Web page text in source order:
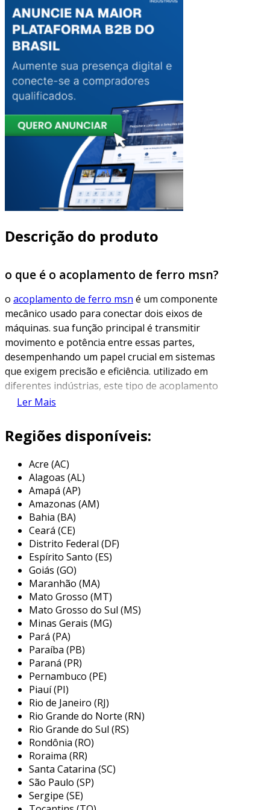
Descrição do produto
o que é o acoplamento de ferro msn?
o acoplamento de ferro msn é um componente
mecânico usado para conectar dois eixos de
máquinas. sua função principal é transmitir
movimento e potência entre essas partes,
desempenhando um papel crucial em sistemas
que exigem precisão e eficiência. utilizado em
diferentes indústrias, este tipo de acoplamento
é conhecido por sua robustez e alta capacidade
esse acoplamento é feito de ferro fundido e
que não permitem desvios angulares ou axiais
entre os eixos. a estrutura do acoplamento de
ferro msn, com sua alta resistência, torna-o
ideal para aplicações em que a durabilidade e a
confiabilidade são essenciais. essa característica
é aproximada ao que os engenheiros e técnicos
buscam ao selecionar componentes para
operar em ambientes industriais exigentes.
principais aplicações do
acoplamento de ferro msn
os acoplamentos de ferro msn são amplamente
utilizados em diversas aplicações industriais
devido à sua eficiência e resistência. entre os
setores que se beneficiam desse tipo de
acoplamento, destacam-se:
indústria automotiva:utilizados em
transmissões, auxiliando na transferência
de torque entre motor e rodas.
máquinas industriais:
compressores, bombas e geradores,
garantindo a transferência de potência
necessária para o funcionamento
Ler Mais
Regiões disponíveis:
Acre (AC)
Alagoas (AL)
Amapá (AP)
Amazonas (AM)
Bahia (BA)
Ceará (CE)
Distrito Federal (DF)
Espírito Santo (ES)
Goiás (GO)
Maranhão (MA)
Mato Grosso (MT)
Mato Grosso do Sul (MS)
Minas Gerais (MG)
Pará (PA)
Paraíba (PB)
Paraná (PR)
Pernambuco (PE)
Piauí (PI)
Rio de Janeiro (RJ)
Rio Grande do Norte (RN)
Rio Grande do Sul (RS)
Rondônia (RO)
Roraima (RR)
Santa Catarina (SC)
São Paulo (SP)
Sergipe (SE)